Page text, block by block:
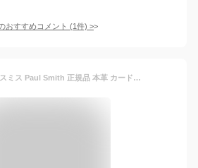
おすすめコメント (1件) >
[名入れ可] ポールスミス Paul Smith 正規品 本革 カードケース ブライトストライプ 名刺入れ ショップバッグ付き PSC021 (名入れなし, ブラック)